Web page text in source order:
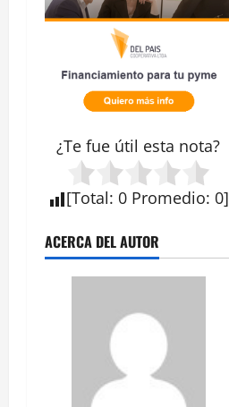
¿Te fue útil esta nota?
[Total: 0 Promedio: 0]
ACERCA DEL AUTOR